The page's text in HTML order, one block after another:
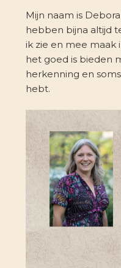
Mijn naam is
hebben bijna altijd
ik zie en mee maak
het goed is bieden
herkenning en
hebt.